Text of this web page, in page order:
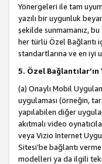
Yönergeleri ile tam
yazılı bir uygunluk
şekilde sunmamanız,
her türlü Özel Bağlantı
standartlarına ve en iyi
5. Özel Bağlantılar’ın
(a) Onaylı Mobil
uygulaması (örneğin,
yapılabilen diğer
akıtmalı video
veya Vizio İnternet
Sitesi’be bağlantı
modelleri ya da ilgili